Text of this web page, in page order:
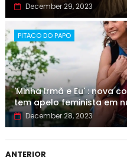
December 29, 2023
PITACO DO PAPO
'Minha Irmã e Eu' : nova
tem apelo feminista em
December 28, 2023
ANTERIOR